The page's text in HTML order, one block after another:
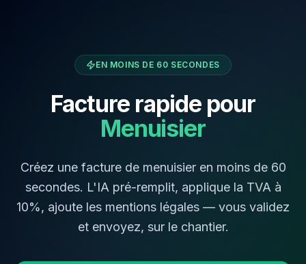
EN MOINS DE 60 SECONDES
Facture rapide pour
Menuisier
Créez une facture de menuisieren moins de 60
secondes. L'IA pré-remplit, applique la TVA à
10%, ajoute les mentions légales — vous validez
et envoyez, sur le chantier.